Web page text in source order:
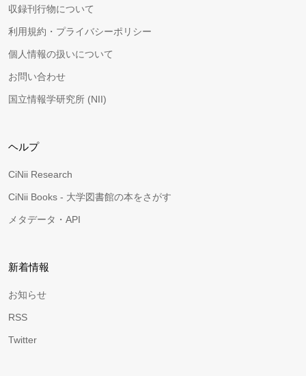
収録刊行物について
利用規約・プライバシーポリシー
個人情報の扱いについて
お問い合わせ
国立情報学研究所 (NII)
ヘルプ
CiNii Research
CiNii Books - 大学図書館の本をさがす
メタデータ・API
新着情報
お知らせ
RSS
Twitter